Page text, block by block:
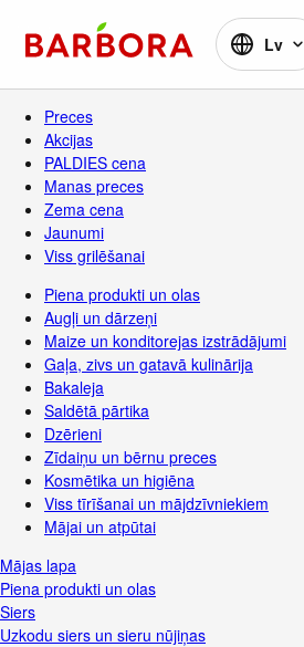
Lv
Preces
Akcijas
PALDIES cena
Manas preces
Zema cena
Jaunumi
Viss grilēšanai
Piena produkti un olas
Augļi un dārzeņi
Maize un konditorejas izstrādājumi
Gaļa, zivs un gatavā kulinārija
Bakaleja
Saldētā pārtika
Dzērieni
Zīdaiņu un bērnu preces
Kosmētika un higiēna
Viss tīrīšanai un mājdzīvniekiem
Mājai un atpūtai
Mājas lapa
Piena produkti un olas
Siers
Uzkodu siers un sieru nūjiņas